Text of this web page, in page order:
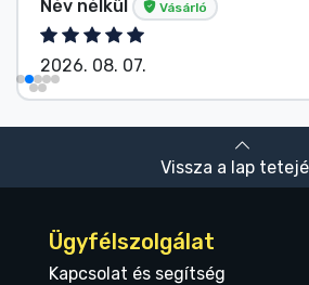
Név nélkül Vásárló
2026. 08. 07.
Vissza a lap
Ügyfélszolgálat
Kapcsolat és segítség